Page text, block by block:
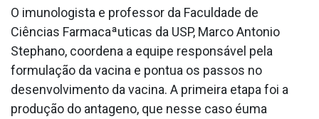
O imunologista e professor da Faculdade de
Ciências Farmacaªuticas da USP, Marco Antonio
Stephano, coordena a equipe responsável pela
formulação da vacina e pontua os passos no
desenvolvimento da vacina. A primeira etapa foi a
produção do anta­geno, que nesse caso éuma